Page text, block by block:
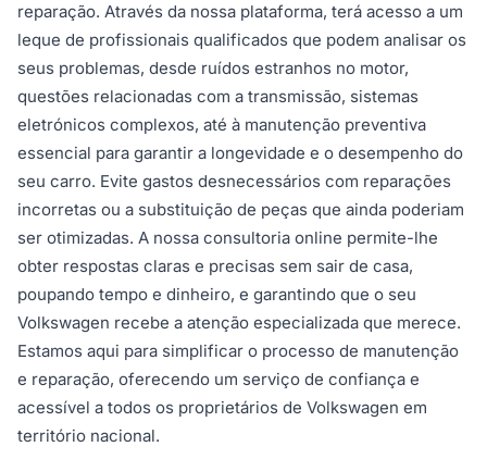
reparação. Através da nossa plataforma, terá acesso a um
leque de profissionais qualificados que podem analisar os
seus problemas, desde ruídos estranhos no motor,
questões relacionadas com a transmissão, sistemas
eletrónicos complexos, até à manutenção preventiva
essencial para garantir a longevidade e o desempenho do
seu carro. Evite gastos desnecessários com reparações
incorretas ou a substituição de peças que ainda poderiam
ser otimizadas. A nossa consultoria online permite-lhe
obter respostas claras e precisas sem sair de casa,
poupando tempo e dinheiro, e garantindo que o seu
Volkswagen recebe a atenção especializada que merece.
Estamos aqui para simplificar o processo de manutenção
e reparação, oferecendo um serviço de confiança e
acessível a todos os proprietários de Volkswagen em
território nacional.